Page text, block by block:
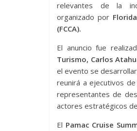
relevantes de la
organizado por
(FCCA).
El anuncio fue
Turismo, Carlos
el evento se
reunirá a ejecutivos
representantes de
actores estratégicos
El Pamac Cruise